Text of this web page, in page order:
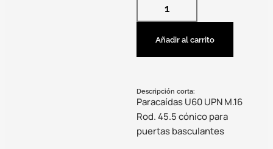
Añadir al carrito
Descripción corta:
Paracaídas U60 UPN M.16
Rod. 45.5 cónico para
puertas basculantes